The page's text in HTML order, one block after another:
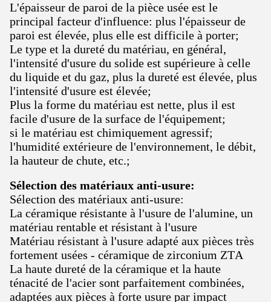
L'épaisseur de paroi de la pièce usée est le
principal facteur d'influence: plus l'épaisseur de
paroi est élevée, plus elle est difficile à porter;
Le type et la dureté du matériau, en général,
l'intensité d'usure du solide est supérieure à celle
du liquide et du gaz, plus la dureté est élevée, plus
l'intensité d'usure est élevée;
Plus la forme du matériau est nette, plus il est
facile d'usure de la surface de l'équipement;
si le matériau est chimiquement agressif;
l'humidité extérieure de l'environnement, le débit,
la hauteur de chute, etc.;
Sélection des matériaux anti-usure:
Sélection des matériaux anti-usure:
La céramique résistante à l'usure de l'alumine, un
matériau rentable et résistant à l'usure
Matériau résistant à l'usure adapté aux pièces très
fortement usées - céramique de zirconium ZTA
La haute dureté de la céramique et la haute
ténacité de l'acier sont parfaitement combinées,
adaptées aux pièces à forte usure par impact